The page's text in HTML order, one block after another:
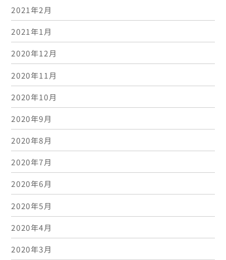
2021年2月
2021年1月
2020年12月
2020年11月
2020年10月
2020年9月
2020年8月
2020年7月
2020年6月
2020年5月
2020年4月
2020年3月